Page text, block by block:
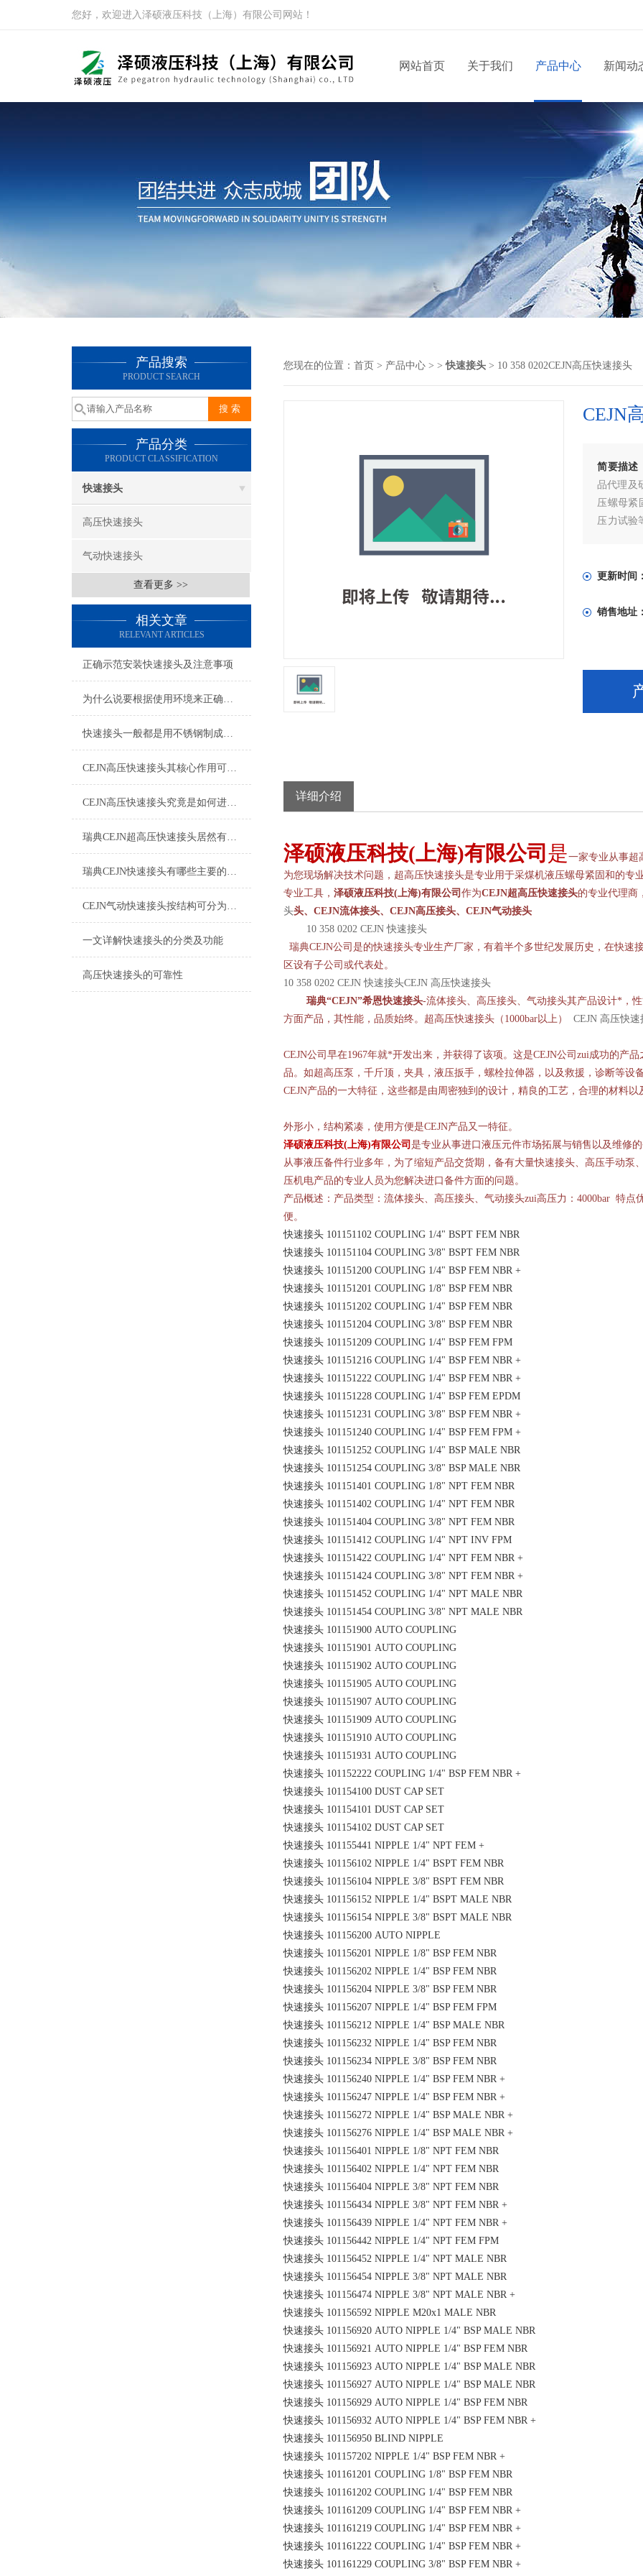
您好，欢迎进入泽硕液压科技（上海）有限公司网站！
网站首页 关于我们 产品中心 新闻动
产品搜索
PRODUCT SEARCH
产品分类
PRODUCT CLASSIFICATION
快速接头
高压快速接头
气动快速接头
查看更多 >>
相关文章
RELEVANT ARTICLES
正确示范安装快速接头及注意事项
为什么说要根据使用环境来正确的选择快速接头呢？
快速接头一般都是用不锈钢制成，那么该如何清洗维护呢？
CEJN高压快速接头其核心作用可归纳为以下方面
CEJN高压快速接头究竟是如何进行安装的呢？
瑞典CEJN超高压快速接头居然有如此广泛的应用领域
瑞典CEJN快速接头有哪些主要的优势呢？
CEJN气动快速接头按结构可分为哪几种类型呢？
一文详解快速接头的分类及功能
高压快速接头的可靠性
您现在的位置： 首页 > 产品中心 > >快速接头 > 10 358 0202CEJN高压快速接头
CEJN
简要描述
品代理及
压螺母紧
压力试验
更新时间
销售地址
详细介绍
泽硕液压科技(上海)有限公司 是一家专业从事超
为您现场解决技术问题，超高压快速接头是专业用于采煤机液压螺母紧固和的
专业工具， 泽硕液压科技(上海)有限公司 作为CEJN超高压快速接头的专业代理商
头头、 CEJN流体接头、 CEJN高压接头、 CEJN气动接头
10 358 0202 CEJN 快速接头
瑞典CEJN公司是的快速接头专业生产厂家，有着半个多世纪发展历史，在快速
区设有子公司或代表处。
10 358 0202 CEJN 快速接头CEJN 高压快速接头
瑞典“CEJN”希恩快速接头-流体接头、高压接头、气动接头其产品设计*，
方面产品，其性能，品质始终。超高压快速接头（ 1000bar以上） CEJN 高压快速
CEJN公司早在1967年就*开发出来，并获得了该项。这是CEJN公司zui成功的产
品。如超高压泵，千斤顶，夹具，液压扳手，螺栓拉伸器，以及救援，诊断等设
CEJN产品的一大特征，这些都是由周密独到的设计，精良的工艺，合理的材料
外形小，结构紧凑，使用方便是CEJN产品又一特征。
泽硕液压科技(上海)有限公司 是专业从事进口液压元件市场拓展与销售以及维修
从事液压备件行业多年，为了缩短产品交货期，备有大量快速接头、高压手动
压机电产品的专业人员为您解决进口备件方面的问题。
产品概述：产品类型：流体接头、高压接头、气动接头zui高压力： 4000bar 特点
便。
快速接头 101151102 COUPLING 1/4" BSPT FEM NBR
快速接头 101151104 COUPLING 3/8" BSPT FEM NBR
快速接头 101151200 COUPLING 1/4" BSP FEM NBR +
快速接头 101151201 COUPLING 1/8" BSP FEM NBR
快速接头 101151202 COUPLING 1/4" BSP FEM NBR
快速接头 101151204 COUPLING 3/8" BSP FEM NBR
快速接头 101151209 COUPLING 1/4" BSP FEM FPM
快速接头 101151216 COUPLING 1/4" BSP FEM NBR +
快速接头 101151222 COUPLING 1/4" BSP FEM NBR +
快速接头 101151228 COUPLING 1/4" BSP FEM EPDM
快速接头 101151231 COUPLING 3/8" BSP FEM NBR +
快速接头 101151240 COUPLING 1/4" BSP FEM FPM +
快速接头 101151252 COUPLING 1/4" BSP MALE NBR
快速接头 101151254 COUPLING 3/8" BSP MALE NBR
快速接头 101151401 COUPLING 1/8" NPT FEM NBR
快速接头 101151402 COUPLING 1/4" NPT FEM NBR
快速接头 101151404 COUPLING 3/8" NPT FEM NBR
快速接头 101151412 COUPLING 1/4" NPT INV FPM
快速接头 101151422 COUPLING 1/4" NPT FEM NBR +
快速接头 101151424 COUPLING 3/8" NPT FEM NBR +
快速接头 101151452 COUPLING 1/4" NPT MALE NBR
快速接头 101151454 COUPLING 3/8" NPT MALE NBR
快速接头 101151900 AUTO COUPLING
快速接头 101151901 AUTO COUPLING
快速接头 101151902 AUTO COUPLING
快速接头 101151905 AUTO COUPLING
快速接头 101151907 AUTO COUPLING
快速接头 101151909 AUTO COUPLING
快速接头 101151910 AUTO COUPLING
快速接头 101151931 AUTO COUPLING
快速接头 101152222 COUPLING 1/4" BSP FEM NBR +
快速接头 101154100 DUST CAP SET
快速接头 101154101 DUST CAP SET
快速接头 101154102 DUST CAP SET
快速接头 101155441 NIPPLE 1/4" NPT FEM +
快速接头 101156102 NIPPLE 1/4" BSPT FEM NBR
快速接头 101156104 NIPPLE 3/8" BSPT FEM NBR
快速接头 101156152 NIPPLE 1/4" BSPT MALE NBR
快速接头 101156154 NIPPLE 3/8" BSPT MALE NBR
快速接头 101156200 AUTO NIPPLE
快速接头 101156201 NIPPLE 1/8" BSP FEM NBR
快速接头 101156202 NIPPLE 1/4" BSP FEM NBR
快速接头 101156204 NIPPLE 3/8" BSP FEM NBR
快速接头 101156207 NIPPLE 1/4" BSP FEM FPM
快速接头 101156212 NIPPLE 1/4" BSP MALE NBR
快速接头 101156232 NIPPLE 1/4" BSP FEM NBR
快速接头 101156234 NIPPLE 3/8" BSP FEM NBR
快速接头 101156240 NIPPLE 1/4" BSP FEM NBR +
快速接头 101156247 NIPPLE 1/4" BSP FEM NBR +
快速接头 101156272 NIPPLE 1/4" BSP MALE NBR +
快速接头 101156276 NIPPLE 1/4" BSP MALE NBR +
快速接头 101156401 NIPPLE 1/8" NPT FEM NBR
快速接头 101156402 NIPPLE 1/4" NPT FEM NBR
快速接头 101156404 NIPPLE 3/8" NPT FEM NBR
快速接头 101156434 NIPPLE 3/8" NPT FEM NBR +
快速接头 101156439 NIPPLE 1/4" NPT FEM NBR +
快速接头 101156442 NIPPLE 1/4" NPT FEM FPM
快速接头 101156452 NIPPLE 1/4" NPT MALE NBR
快速接头 101156454 NIPPLE 3/8" NPT MALE NBR
快速接头 101156474 NIPPLE 3/8" NPT MALE NBR +
快速接头 101156592 NIPPLE M20x1 MALE NBR
快速接头 101156920 AUTO NIPPLE 1/4" BSP MALE NBR
快速接头 101156921 AUTO NIPPLE 1/4" BSP FEM NBR
快速接头 101156923 AUTO NIPPLE 1/4" BSP MALE NBR
快速接头 101156927 AUTO NIPPLE 1/4" BSP MALE NBR
快速接头 101156929 AUTO NIPPLE 1/4" BSP FEM NBR
快速接头 101156932 AUTO NIPPLE 1/4" BSP FEM NBR +
快速接头 101156950 BLIND NIPPLE
快速接头 101157202 NIPPLE 1/4" BSP FEM NBR +
快速接头 101161201 COUPLING 1/8" BSP FEM NBR
快速接头 101161202 COUPLING 1/4" BSP FEM NBR
快速接头 101161209 COUPLING 1/4" BSP FEM NBR +
快速接头 101161219 COUPLING 1/4" BSP FEM NBR +
快速接头 101161222 COUPLING 1/4" BSP FEM NBR +
快速接头 101161229 COUPLING 3/8" BSP FEM NBR +